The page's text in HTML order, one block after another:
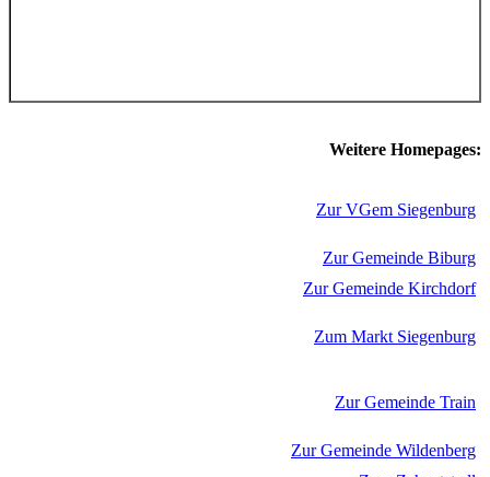
Weitere Homepages:
Zur VGem Siegenburg
Zur Gemeinde Biburg
Zur Gemeinde Kirchdorf
Zum Markt Siegenburg
Zur Gemeinde Train
Zur Gemeinde Wildenberg